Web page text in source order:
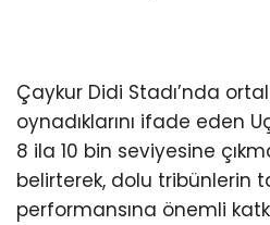
Çaykur Didi Stadı’nda
oynadıklarını ifade eden
8 ila 10 bin seviyesine
belirterek, dolu tribünlerin
performansına önemli